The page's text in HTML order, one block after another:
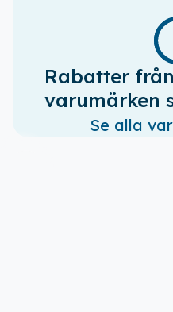
Rabatter
varumärken
Se alla